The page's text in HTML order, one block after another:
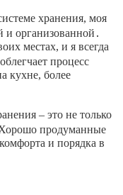
хранения, моя
и организованной․
местах, и я всегда
процесс
кухне, более
– это не только
Хорошо продуманные
и порядка в